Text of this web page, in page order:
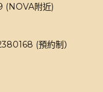
(NOVA附近)
(預約制）